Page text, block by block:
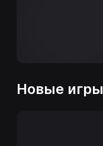
Новые игры